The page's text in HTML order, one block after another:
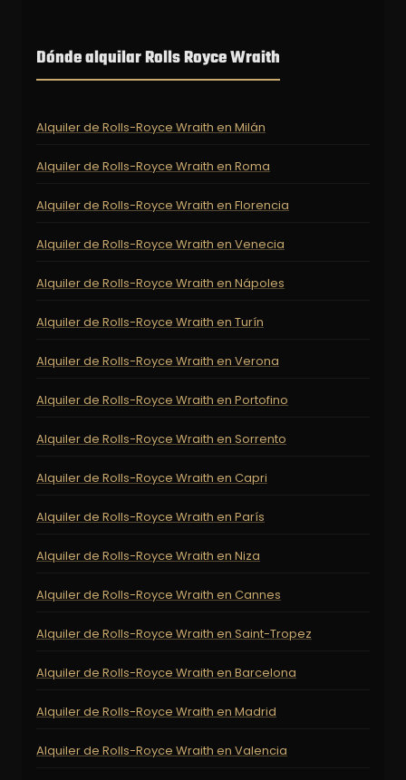
Dónde alquilar Rolls Royce Wraith
Alquiler de Rolls-Royce Wraith en Milán
Alquiler de Rolls-Royce Wraith en Roma
Alquiler de Rolls-Royce Wraith en Florencia
Alquiler de Rolls-Royce Wraith en Venecia
Alquiler de Rolls-Royce Wraith en Nápoles
Alquiler de Rolls-Royce Wraith en Turín
Alquiler de Rolls-Royce Wraith en Verona
Alquiler de Rolls-Royce Wraith en Portofino
Alquiler de Rolls-Royce Wraith en Sorrento
Alquiler de Rolls-Royce Wraith en Capri
Alquiler de Rolls-Royce Wraith en París
Alquiler de Rolls-Royce Wraith en Niza
Alquiler de Rolls-Royce Wraith en Cannes
Alquiler de Rolls-Royce Wraith en Saint-Tropez
Alquiler de Rolls-Royce Wraith en Barcelona
Alquiler de Rolls-Royce Wraith en Madrid
Alquiler de Rolls-Royce Wraith en Valencia